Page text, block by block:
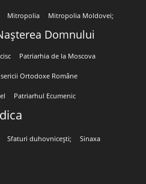
Mitropolia Mitropolia Moldovei;
Domnului
Patriarhia de la Moscova
Ortodoxe Române
Patriarhul Ecumenic
Sfaturi duhovnicești; Sinaxa